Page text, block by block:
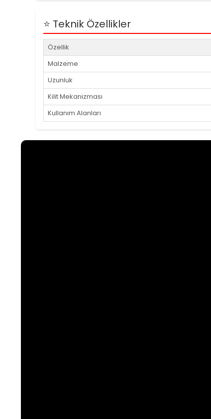
⭐ Teknik Özellikler
Özellik
Malzeme
Uzunluk
Kilit Mekanizması
Kullanım Alanları